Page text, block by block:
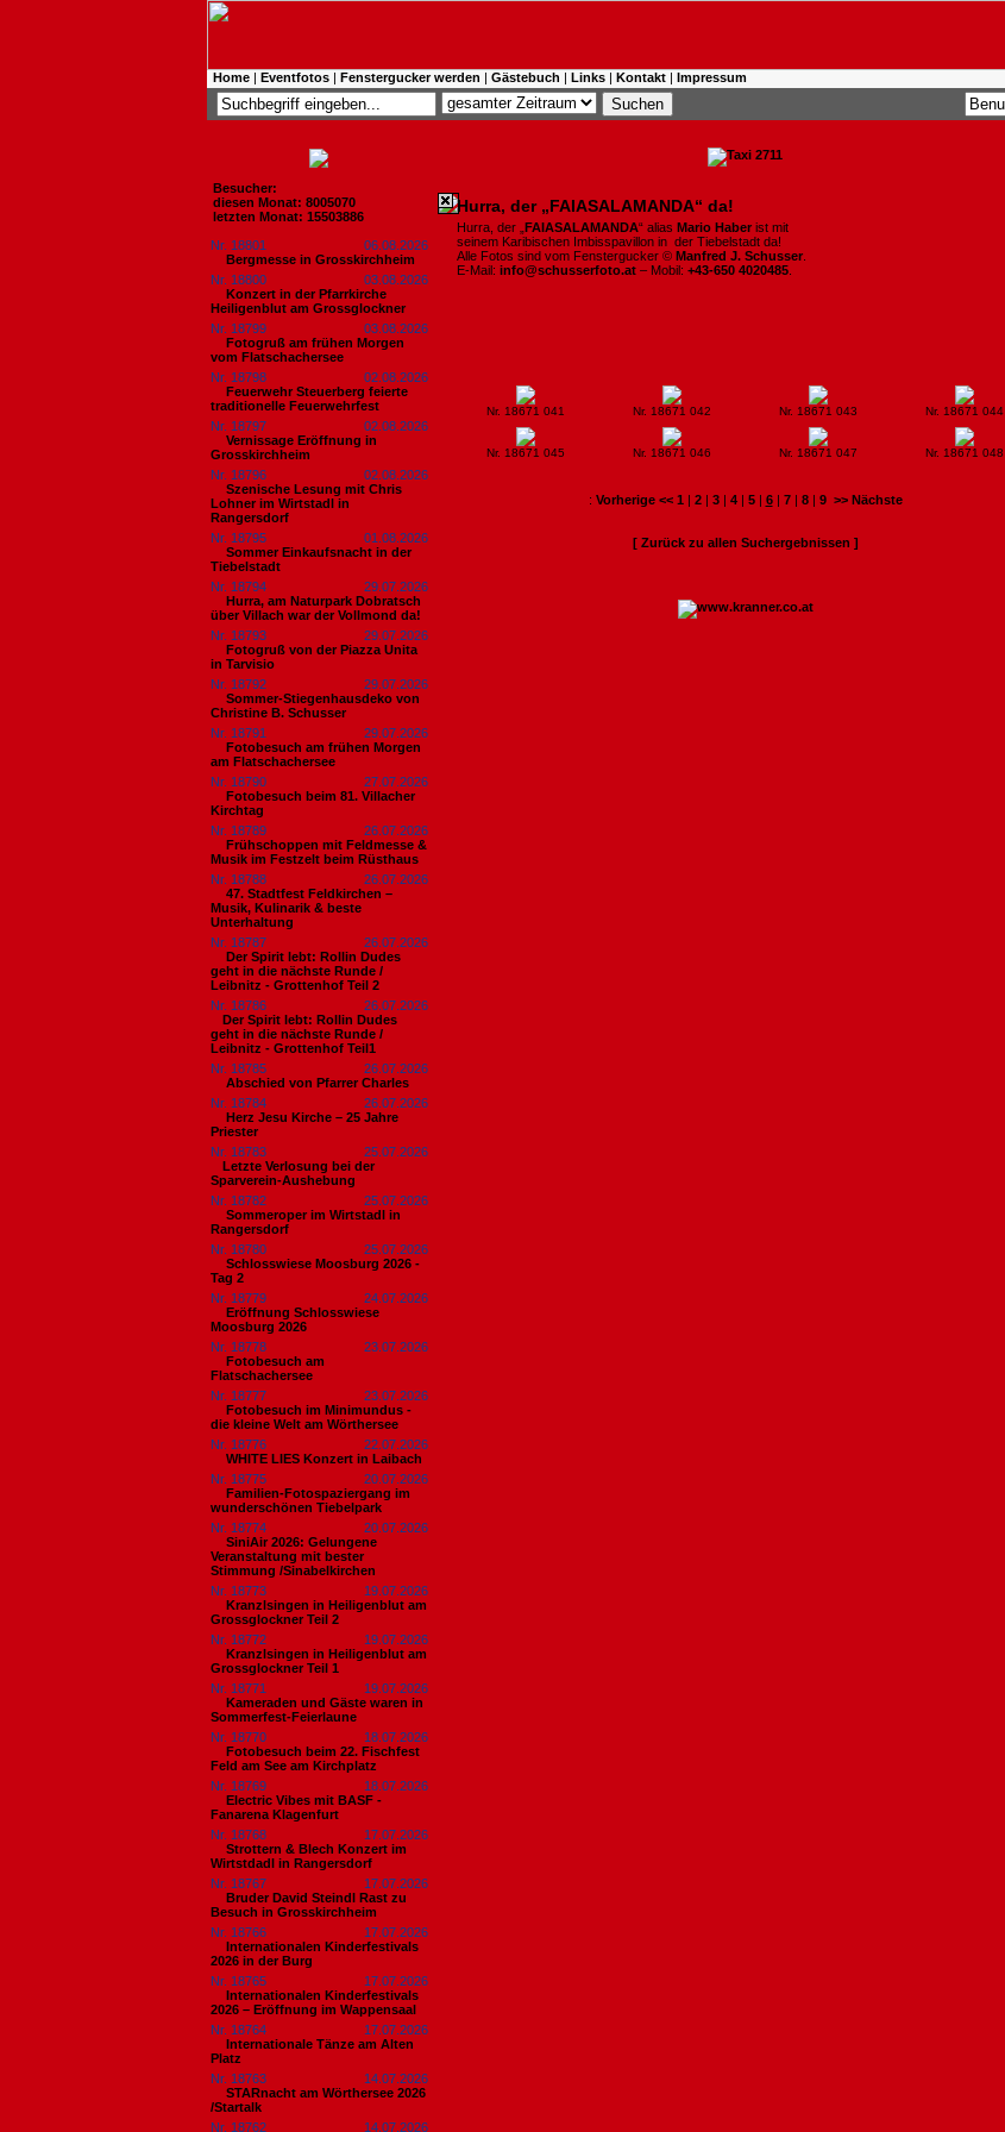
Home | Eventfotos | Fenstergucker werden | Gästebuch | Links | Kontakt | Impressum
Besucher:
diesen Monat: 8005070
letzten Monat: 15503886
Nr. 18801
06.08.2026
Bergmesse in Grosskirchheim
Nr. 18800
03.08.2026
Konzert in der Pfarrkirche
Heiligenblut am Grossglockner
Nr. 18799
03.08.2026
Fotogruß am frühen Morgen
vom Flatschachersee
Nr. 18798
02.08.2026
Feuerwehr Steuerberg feierte
traditionelle Feuerwehrfest
Nr. 18797
02.08.2026
Vernissage Eröffnung in
Grosskirchheim
Nr. 18796
02.08.2026
Szenische Lesung mit Chris
Lohner im Wirtstadl in
Rangersdorf
Nr. 18795
01.08.2026
Sommer Einkaufsnacht in der
Tiebelstadt
Nr. 18794
29.07.2026
Hurra, am Naturpark Dobratsch
über Villach war der Vollmond da!
Nr. 18793
29.07.2026
Fotogruß von der Piazza Unita
in Tarvisio
Nr. 18792
29.07.2026
Sommer-Stiegenhausdeko von
Christine B. Schusser
Nr. 18791
29.07.2026
Fotobesuch am frühen Morgen
am Flatschachersee
Nr. 18790
27.07.2026
Fotobesuch beim 81. Villacher
Kirchtag
Nr. 18789
26.07.2026
Frühschoppen mit Feldmesse &
Musik im Festzelt beim Rüsthaus
Nr. 18788
26.07.2026
47. Stadtfest Feldkirchen –
Musik, Kulinarik & beste
Unterhaltung
Nr. 18787
26.07.2026
Der Spirit lebt: Rollin Dudes
geht in die nächste Runde /
Leibnitz - Grottenhof Teil 2
Nr. 18786
26.07.2026
​Der Spirit lebt: Rollin Dudes
geht in die nächste Runde /
Leibnitz - Grottenhof Teil1
Nr. 18785
26.07.2026
Abschied von Pfarrer Charles
Nr. 18784
26.07.2026
Herz Jesu Kirche – 25 Jahre
Priester
Nr. 18783
25.07.2026
​Letzte Verlosung bei der
Sparverein-Aushebung
Nr. 18782
25.07.2026
Sommeroper im Wirtstadl in
Rangersdorf
Nr. 18780
25.07.2026
Schlosswiese Moosburg 2026 -
Tag 2
Nr. 18779
24.07.2026
Eröffnung Schlosswiese
Moosburg 2026
Nr. 18778
23.07.2026
Fotobesuch am
Flatschachersee
Nr. 18777
23.07.2026
Fotobesuch im Minimundus -
die kleine Welt am Wörthersee
Nr. 18776
22.07.2026
WHITE LIES Konzert in Laibach
Nr. 18775
20.07.2026
Familien-Fotospaziergang im
wunderschönen Tiebelpark
Nr. 18774
20.07.2026
SiniAir 2026: Gelungene
Veranstaltung mit bester
Stimmung /Sinabelkirchen
Nr. 18773
19.07.2026
Kranzlsingen in Heiligenblut am
Grossglockner Teil 2
Nr. 18772
19.07.2026
Kranzlsingen in Heiligenblut am
Grossglockner Teil 1
Nr. 18771
19.07.2026
Kameraden und Gäste waren in
Sommerfest-Feierlaune
Nr. 18770
18.07.2026
Fotobesuch beim 22. Fischfest
Feld am See am Kirchplatz
Nr. 18769
18.07.2026
Electric Vibes mit BASF -
Fanarena Klagenfurt
Nr. 18768
17.07.2026
Strottern & Blech Konzert im
Wirtstdadl in Rangersdorf
Nr. 18767
17.07.2026
Bruder David Steindl Rast zu
Besuch in Grosskirchheim
Nr. 18766
17.07.2026
Internationalen Kinderfestivals
2026 in der Burg
Nr. 18765
17.07.2026
Internationalen Kinderfestivals
2026 – Eröffnung im Wappensaal
Nr. 18764
17.07.2026
Internationale Tänze am Alten
Platz
Nr. 18763
14.07.2026
STARnacht am Wörthersee 2026
/Startalk
Nr. 18762
14.07.2026
Hurra, der „FAIASALAMANDA“ da!
Hurra, der „ FAIASALAMANDA“ alias Mario Haber ist mit
seinem Karibischen Imbisspavillon in der Tiebelstadt da!
Alle Fotos sind vom Fenstergucker © Manfred J. Schusser
E-Mail: info@schusserfoto.at – Mobil: +43-650 4020485
Nr. 18671 041 Nr. 18671 042 Nr. 18671 043 Nr. 18671 044
Nr. 18671 045 Nr. 18671 046 Nr. 18671 047 Nr. 18671 048
: Vorherige << 1 | 2| 3| 4| 5| 6| 7| 8| 9 >> Nächste
[ Zurück zu allen Suchergebnissen ]